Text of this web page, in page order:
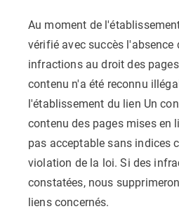
Au moment de
vérifié avec succès l'absence
infractions au droit des
contenu n'a été reconnu
l'établissement du lien Un
contenu des pages mises en
pas acceptable sans indices
violation de la loi. Si des
constatées, nous
liens concernés.